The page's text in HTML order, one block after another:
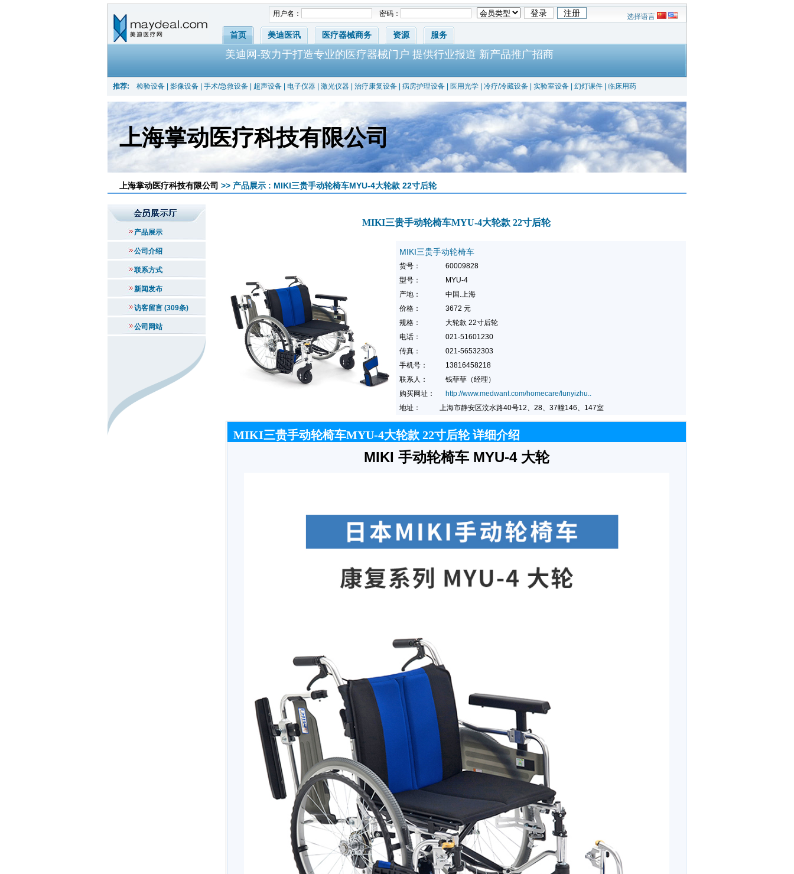
用户名： 密码： 选择语言
首页 美迪医讯 医疗器械商务 资源 服务
美迪网-致力于打造专业的医疗器械门户 提供行业报道 新产品推广招商
推荐: 检验设备 影像设备 手术/急救设备 超声设备 电子仪器 激光仪器 治疗康复设备 病房护理设备 医用光学 冷疗/冷藏设备 实验室设备 幻灯课件 临床用药
上海掌动医疗科技有限公司
上海掌动医疗科技有限公司 >> 产品展示 : MIKI三贵手动轮椅车MYU-4大轮款 22寸后轮
产品展示
公司介绍
联系方式
新闻发布
访客留言 (309条)
公司网站
MIKI三贵手动轮椅车MYU-4大轮款 22寸后轮
MIKI三贵手动轮椅车
货号：
60009828
型号：
MYU-4
产地：
中国.上海
价格：
3672 元
规格：
大轮款 22寸后轮
电话：
021-51601230
传真：
021-56532303
手机号：
13816458218
联系人：
钱菲菲（经理）
购买网址：
http://www.medwant.com/homecare/lunyizhu..
地址：
上海市静安区汶水路40号12、28、37幢146、147室
MIKI三贵手动轮椅车MYU-4大轮款 22寸后轮 详细介绍
MIKI 手动轮椅车 MYU-4 大轮